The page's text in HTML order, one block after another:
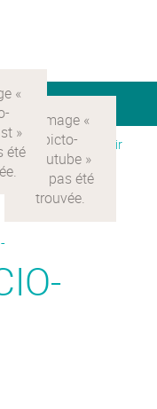
Française> Découvrir